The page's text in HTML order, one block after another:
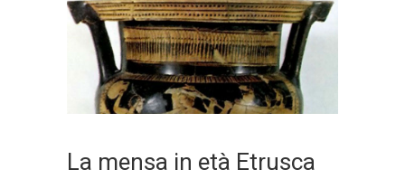
La mensa in età Etrusca